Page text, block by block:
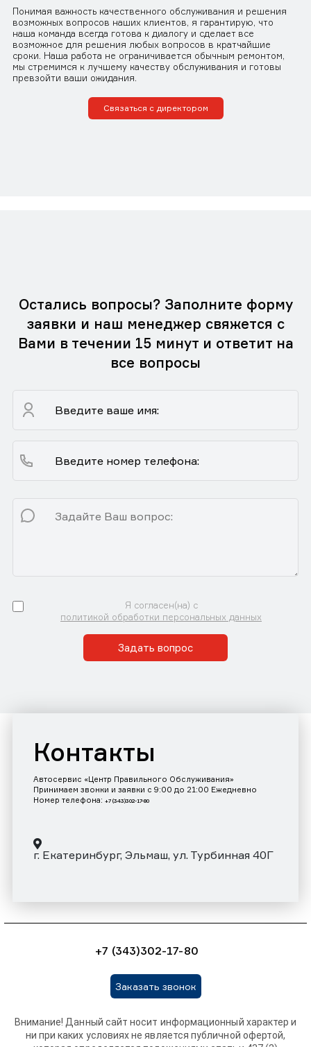
Понимая важность качественного обслуживания и решения
возможных вопросов наших клиентов, я гарантирую, что
наша команда всегда готова к диалогу и сделает все
возможное для решения любых вопросов в кратчайшие
сроки. Наша работа не ограничивается обычным ремонтом,
мы стремимся к лучшему качеству обслуживания и готовы
превзойти ваши ожидания.
Связаться с директором
Остались вопросы? Заполните форму
заявки и наш менеджер свяжется с
Вами в течении 15 минут и ответит на
все вопросы
Я согласен(на) с
политикой обработки персональных данных
Задать вопрос
Контакты
Автосервис «Центр Правильного Обслуживания»
Принимаем звонки и заявки с 9:00 до 21:00 Ежедневно
Номер телефона: +7 (343)302-17-80
г. Екатеринбург, Эльмаш, ул. Турбинная 40Г
+7 (343)302-17-80
Заказать звонок
Внимание! Данный сайт носит информационный характер и
ни при каких условиях не является публичной офертой,